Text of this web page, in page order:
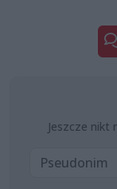
Jeszcze nikt